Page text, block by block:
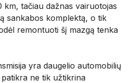
km, tačiau dažnas vairuotojas
sankabos komplektą, o tik
remontuoti šį mazgą tenka
yra daugelio automobilių
ne tik užtikrina